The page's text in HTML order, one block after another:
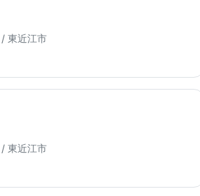
東近江市
東近江市